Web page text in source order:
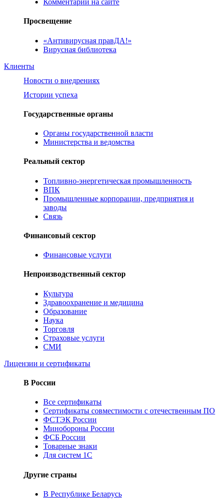
Комментарии на сайте
Просвещение
«Антивирусная правДА!»
Вирусная библиотека
Клиенты
Новости о внедрениях
Истории успеха
Государственные органы
Органы государственной власти
Министерства и ведомства
Реальный сектор
Топливно-энергетическая промышленность
ВПК
Промышленные корпорации, предприятия и
заводы
Связь
Финансовый сектор
Финансовые услуги
Непроизводственный сектор
Культура
Здравоохранение и медицина
Образование
Наука
Торговля
Страховые услуги
СМИ
Лицензии и сертификаты
В России
Все сертификаты
Сертификаты совместимости с отечественным ПО
ФСТЭК России
Минобороны России
ФСБ России
Товарные знаки
Для систем 1С
Другие страны
В Республике Беларусь